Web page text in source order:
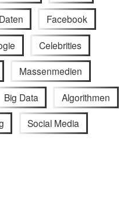
Daten Facebook
Celebrities
Massenmedien
Big Data Algorithmen
Social Media